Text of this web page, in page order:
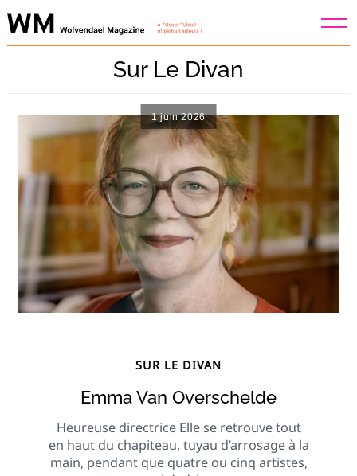
Skip
to
Sur Le Divan
1 juin 2026
SUR LE DIVAN
Emma Van Overschelde
Heureuse directrice Elle se retrouve tout
en haut du chapiteau, tuyau d’arrosage à la
main, pendant que quatre ou cinq artistes,